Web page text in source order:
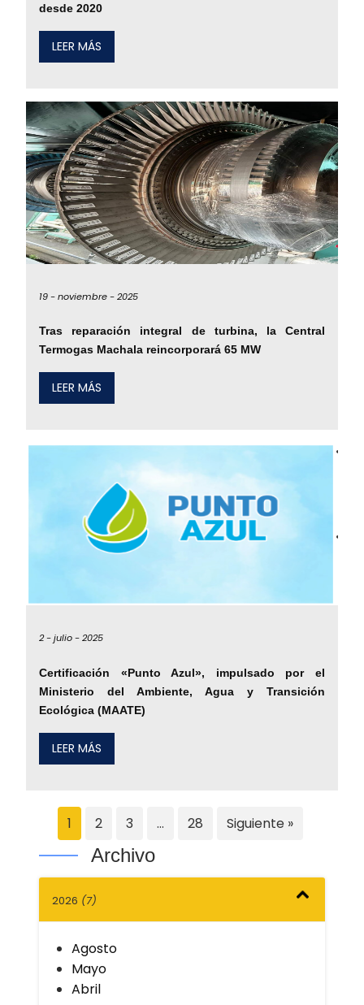
desde 2020
LEER MÁS
19 -noviembre -2025
Tras reparación integral de turbina, la Central
Termogas Machala reincorporará 65 MW
LEER MÁS
2 -julio -2025
Certificación «Punto Azul», impulsado por el
Ministerio del Ambiente, Agua y Transición
Ecológica (MAATE)
LEER MÁS
1 2 3 … 28 Siguiente »
Archivo
2026 (7)
Agosto
Mayo
Abril